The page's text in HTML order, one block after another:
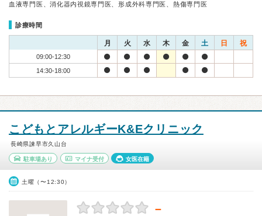
血液専門医、消化器内視鏡専門医、形成外科専門医、熱傷専門医
診療時間
月 火 水 木 金 土 日 祝
09:00-12:30
14:30-18:00
こどもとアレルギーK&Eクリニック
長崎県諫早市久山台
駐車場あり マイナ受付 女医在籍
土曜（〜12:30）
－